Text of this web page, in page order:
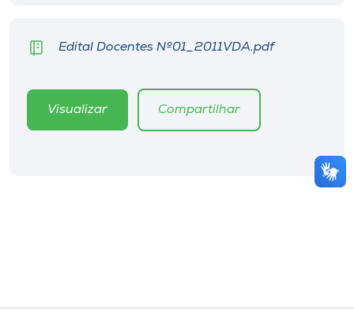
Edital Docentes Nº01_2011VDA.pdf
Visualizar Compartilhar